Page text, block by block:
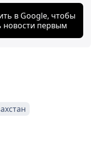
в Google, чтобы
новости первым